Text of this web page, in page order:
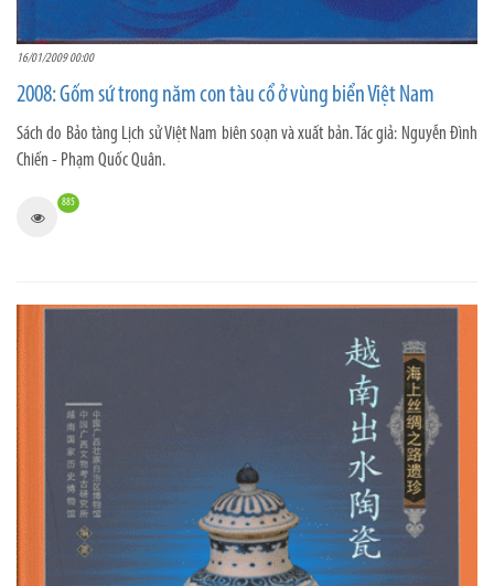
16/01/2009 00:00
2008: Gốm sứ trong năm con tàu cổ ở vùng biển Việt Nam
Sách do Bảo tàng Lịch sử Việt Nam biên soạn và xuất bản. Tác giả: Nguyễn Đình
Chiến - Phạm Quốc Quân.
885